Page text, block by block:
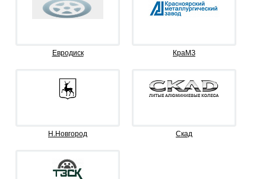
Евродиск КраМЗ
Н.Новгород Скад